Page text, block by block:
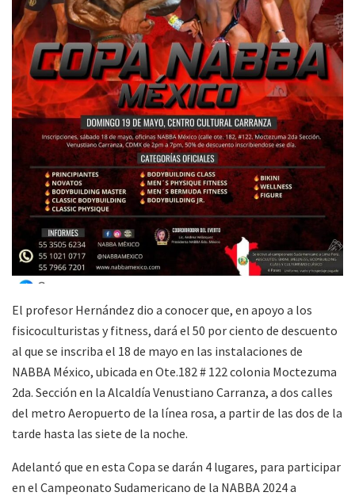
El profesor Hernández dio a conocer que, en apoyo a los
fisicoculturistas y fitness, dará el 50 por ciento de descuento
al que se inscriba el 18 de mayo en las instalaciones de
NABBA México, ubicada en Ote.182 # 122 colonia Moctezuma
2da. Sección en la Alcaldía Venustiano Carranza, a dos calles
del metro Aeropuerto de la línea rosa, a partir de las dos de la
tarde hasta las siete de la noche.
Adelantó que en esta Copa se darán 4 lugares, para participar
en el Campeonato Sudamericano de la NABBA 2024 a